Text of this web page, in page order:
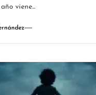
viene...